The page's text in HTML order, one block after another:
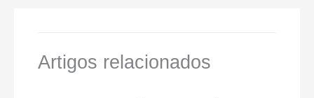
Artigos relacionados